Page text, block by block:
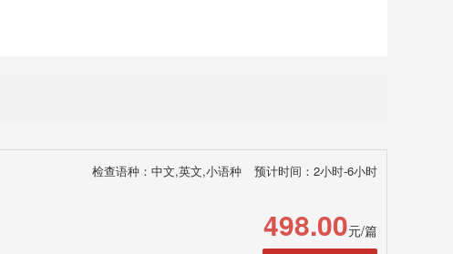
检查语种：中文,英文,小语种 预计时间：2小时-6小时
498.00元/篇